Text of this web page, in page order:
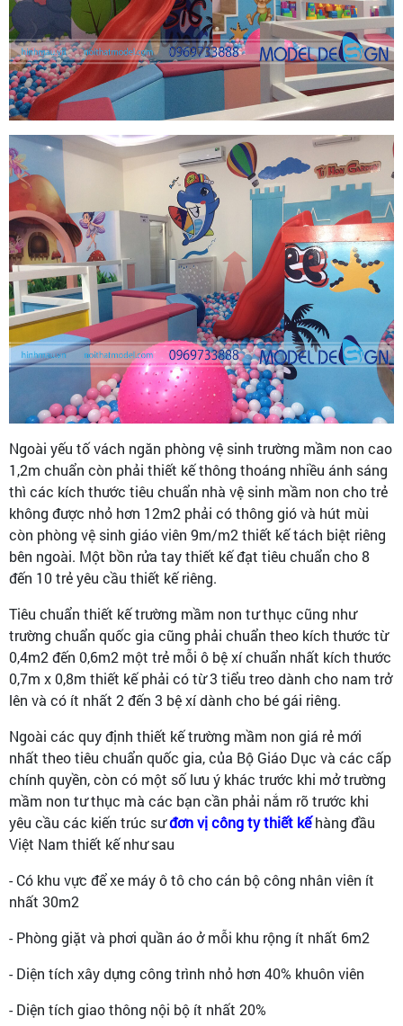
Ngoài yếu tố vách ngăn phòng vệ sinh trường mầm non cao
1,2m chuẩn còn phải thiết kế thông thoáng nhiều ánh sáng
thì các kích thước tiêu chuẩn nhà vệ sinh mầm non cho trẻ
không được nhỏ hơn 12m2 phải có thông gió và hút mùi
còn phòng vệ sinh giáo viên 9m/m2 thiết kế tách biệt riêng
bên ngoài. Một bồn rửa tay thiết kế đạt tiêu chuẩn cho 8
đến 10 trẻ yêu cầu thiết kế riêng.
Tiêu chuẩn thiết kế trường mầm non tư thục cũng như
trường chuẩn quốc gia cũng phải chuẩn theo kích thước từ
0,4m2 đến 0,6m2 một trẻ mỗi ô bệ xí chuẩn nhất kích thước
0,7m x 0,8m thiết kế phải có từ 3 tiểu treo dành cho nam trở
lên và có ít nhất 2 đến 3 bệ xí dành cho bé gái riêng.
Ngoài các quy định thiết kế trường mầm non giá rẻ mới
nhất theo tiêu chuẩn quốc gia, của Bộ Giáo Dục và các cấp
chính quyền, còn có một số lưu ý khác trước khi mở trường
mầm non tư thục mà các bạn cần phải nắm rõ trước khi
yêu cầu các kiến trúc sưđơn vị công ty thiết kếhàng đầu
Việt Nam thiết kế như sau
- Có khu vực để xe máy ô tô cho cán bộ công nhân viên ít
nhất 30m2
- Phòng giặt và phơi quần áo ở mỗi khu rộng ít nhất 6m2
- Diện tích xây dựng công trình nhỏ hơn 40% khuôn viên
- Diện tích giao thông nội bộ ít nhất 20%